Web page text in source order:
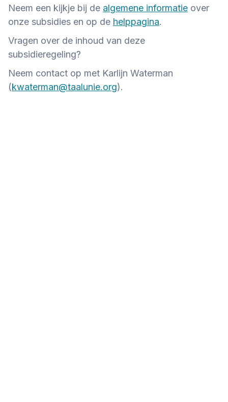
Neem een kijkje bij de algemene informatie over
onze subsidies en op de helppagina.
Vragen over de inhoud van deze
subsidieregeling?
Neem contact op met Karlijn Waterman
(kwaterman@taalunie.org).